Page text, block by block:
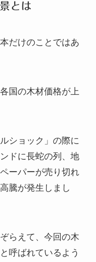
とは
だけのことではあ
国の木材価格が上
ショック」の際に
ドに長蛇の列、地
ーパーが売り切れ
騰が発生しまし
らえて、今回の木
呼ばれているよう